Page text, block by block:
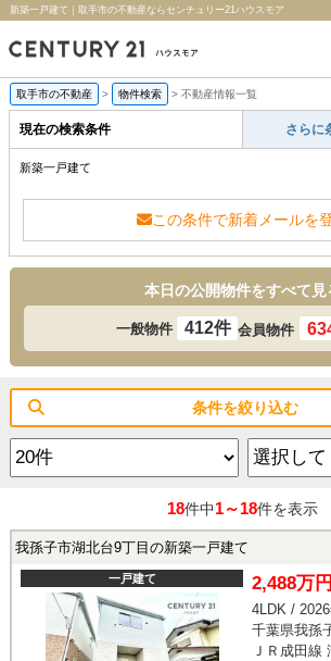
新築一戸建て｜取手市の不動産ならセンチュリー21ハウスモア
取手市の不動産 > 物件検索 > 不動産情報一覧
現在の検索条件 さらに
新築一戸建て
この条件で新着メールを
本日の公開物件をすべて見
一般物件 412件 会員物件
条件を絞り込む
18件中1～18件を表示
我孫子市湖北台9丁目の新築一戸建て
一戸建て 2,488万円
4LDK /
千葉県我孫
ＪＲ成田線